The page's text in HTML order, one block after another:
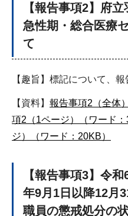
【報告事項2】府
急性期・総合医療
て
【趣旨】標記について、報
【資料】 報告事項2（全体
項2（1ページ）（ワード：
ジ）（ワード：20KB）
【報告事項3】令
年9月1日以降12月
職員の懲戒処分の